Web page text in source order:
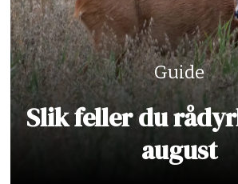
Guide
Slik feller du
august